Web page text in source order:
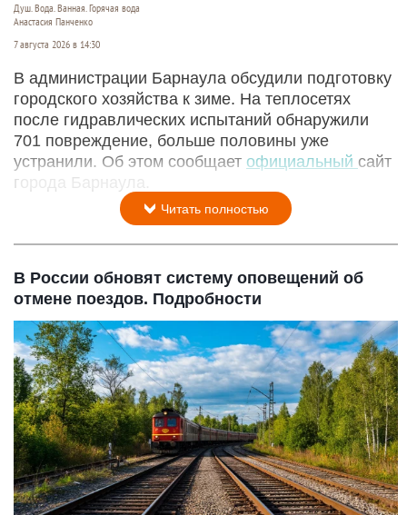
Душ. Вода. Ванная. Горячая вода
Анастасия Панченко
7 августа 2026 в 14:30
В администрации Барнаула обсудили подготовку
городского хозяйства к зиме. На теплосетях
после гидравлических испытаний обнаружили
701 повреждение, больше половины уже
устранили. Об этом сообщает официальный сайт
города Барнаула.
Читать полностью
В России обновят систему оповещений об
отмене поездов. Подробности